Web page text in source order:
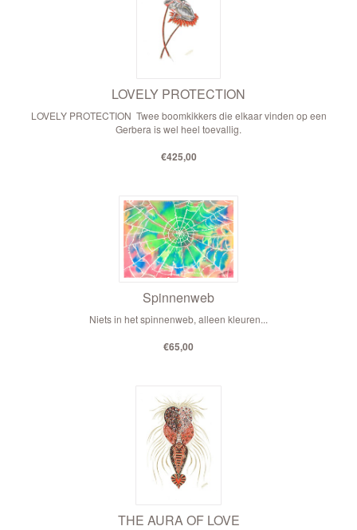
LOVELY PROTECTION
LOVELY PROTECTION Twee boomkikkers die elkaar vinden op een
Gerbera is wel heel toevallig.
€425,00
Spinnenweb
Niets in het spinnenweb, alleen kleuren...
€65,00
THE AURA OF LOVE